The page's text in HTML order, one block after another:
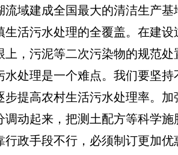
流域建成全国最大的清洁生产
生活污水处理的全覆盖。在建
上，污泥等二次污染物的规范
水处理是一个难点。我们要坚
步提高农村生活污水处理率。
调动起来，把测土配方等科学
行政手段不行，必须制订更加